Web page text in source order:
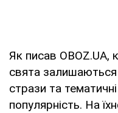
Як писав OBOZ.UA,
свята
стрази та
популярність. На